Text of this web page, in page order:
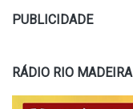
PUBLICIDADE
RÁDIO RIO